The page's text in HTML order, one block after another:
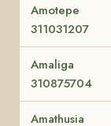
Amotepe
311031207
Amaliga
310875704
Amathusia